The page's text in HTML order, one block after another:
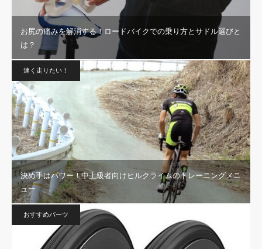
お尻の痛みを解消する！ロードバイクでの乗り方とサドル選びと
は？
速く走りたい！
決め手はパワー！中上級者向けヒルクライムのトレーニングメニ
ュー
おすすめパーツ